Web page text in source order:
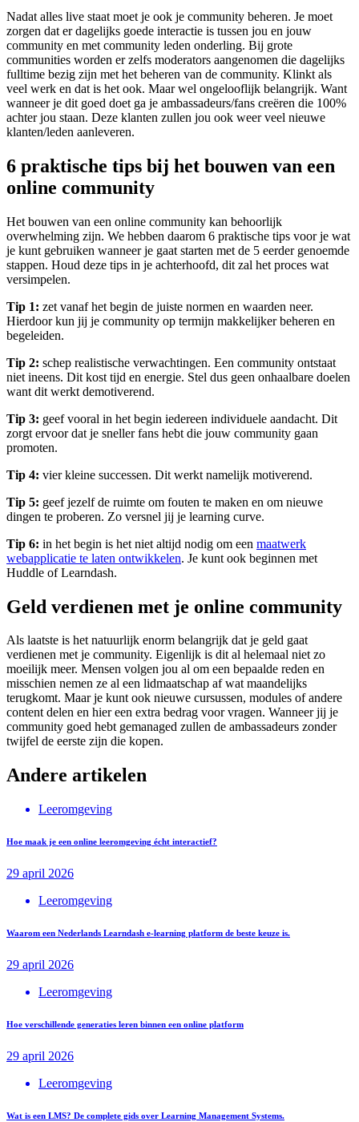
Nadat alles live staat moet je ook je community beheren. Je moet
zorgen dat er dagelijks goede interactie is tussen jou en jouw
community en met community leden onderling. Bij grote
communities worden er zelfs moderators aangenomen die dagelijks
fulltime bezig zijn met het beheren van de community. Klinkt als
veel werk en dat is het ook. Maar wel ongelooflijk belangrijk. Want
wanneer je dit goed doet ga je ambassadeurs/fans creëren die 100%
achter jou staan. Deze klanten zullen jou ook weer veel nieuwe
klanten/leden aanleveren.
6 praktische tips bij het bouwen van een
online community
Het bouwen van een online community kan behoorlijk
overwhelming zijn. We hebben daarom 6 praktische tips voor je wat
je kunt gebruiken wanneer je gaat starten met de 5 eerder genoemde
stappen. Houd deze tips in je achterhoofd, dit zal het proces wat
versimpelen.
Tip 1: zet vanaf het begin de juiste normen en waarden neer.
Hierdoor kun jij je community op termijn makkelijker beheren en
begeleiden.
Tip 2: schep realistische verwachtingen. Een community ontstaat
niet ineens. Dit kost tijd en energie. Stel dus geen onhaalbare doelen
want dit werkt demotiverend.
Tip 3: geef vooral in het begin iedereen individuele aandacht. Dit
zorgt ervoor dat je sneller fans hebt die jouw community gaan
promoten.
Tip 4: vier kleine successen. Dit werkt namelijk motiverend.
Tip 5: geef jezelf de ruimte om fouten te maken en om nieuwe
dingen te proberen. Zo versnel jij je learning curve.
Tip 6: in het begin is het niet altijd nodig om een maatwerk
webapplicatie te laten ontwikkelen. Je kunt ook beginnen met
Huddle of Learndash.
Geld verdienen met je online community
Als laatste is het natuurlijk enorm belangrijk dat je geld gaat
verdienen met je community. Eigenlijk is dit al helemaal niet zo
moeilijk meer. Mensen volgen jou al om een bepaalde reden en
misschien nemen ze al een lidmaatschap af wat maandelijks
terugkomt. Maar je kunt ook nieuwe cursussen, modules of andere
content delen en hier een extra bedrag voor vragen. Wanneer jij je
community goed hebt gemanaged zullen de ambassadeurs zonder
twijfel de eerste zijn die kopen.
Andere artikelen
Leeromgeving
Hoe maak je een online leeromgeving écht interactief?
29 april 2026
Leeromgeving
Waarom een Nederlands Learndash e-learning platform de beste keuze is.
29 april 2026
Leeromgeving
Hoe verschillende generaties leren binnen een online platform
29 april 2026
Leeromgeving
Wat is een LMS? De complete gids over Learning Management Systems.